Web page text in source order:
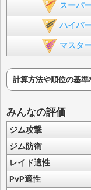
スーパ
ハイパ
マスタ
計算方法や順位の基準
みんなの評価
ジム攻撃
ジム防衛
レイド適性
PvP適性